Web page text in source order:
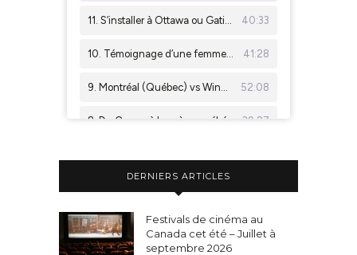
DERNIERS ARTICLES
Festivals de cinéma au
Canada cet été – Juillet à
septembre 2026